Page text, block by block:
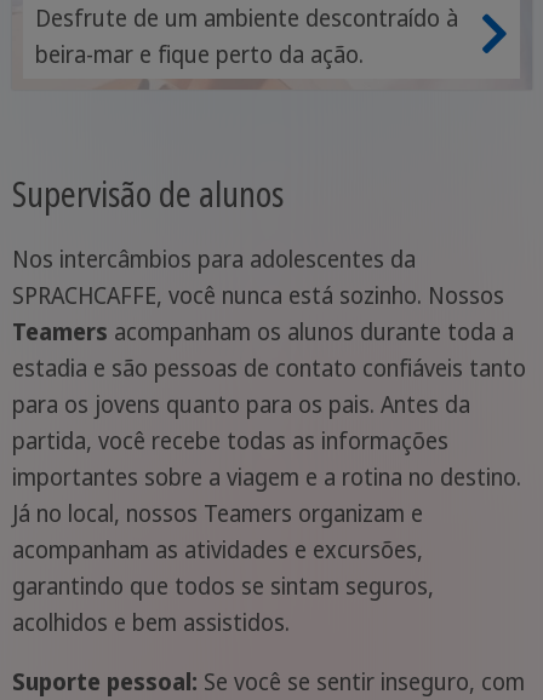
Desfrute de um ambiente descontraído à
beira-mar e fique perto da ação.
Supervisão de alunos
Nos intercâmbios para adolescentes da
SPRACHCAFFE, você nunca está sozinho. Nossos
Teamers acompanham os alunos durante toda a
estadia e são pessoas de contato confiáveis tanto
para os jovens quanto para os pais. Antes da
partida, você recebe todas as informações
importantes sobre a viagem e a rotina no destino.
Já no local, nossos Teamers organizam e
acompanham as atividades e excursões,
garantindo que todos se sintam seguros,
acolhidos e bem assistidos.
Suporte pessoal: Se você se sentir inseguro, com